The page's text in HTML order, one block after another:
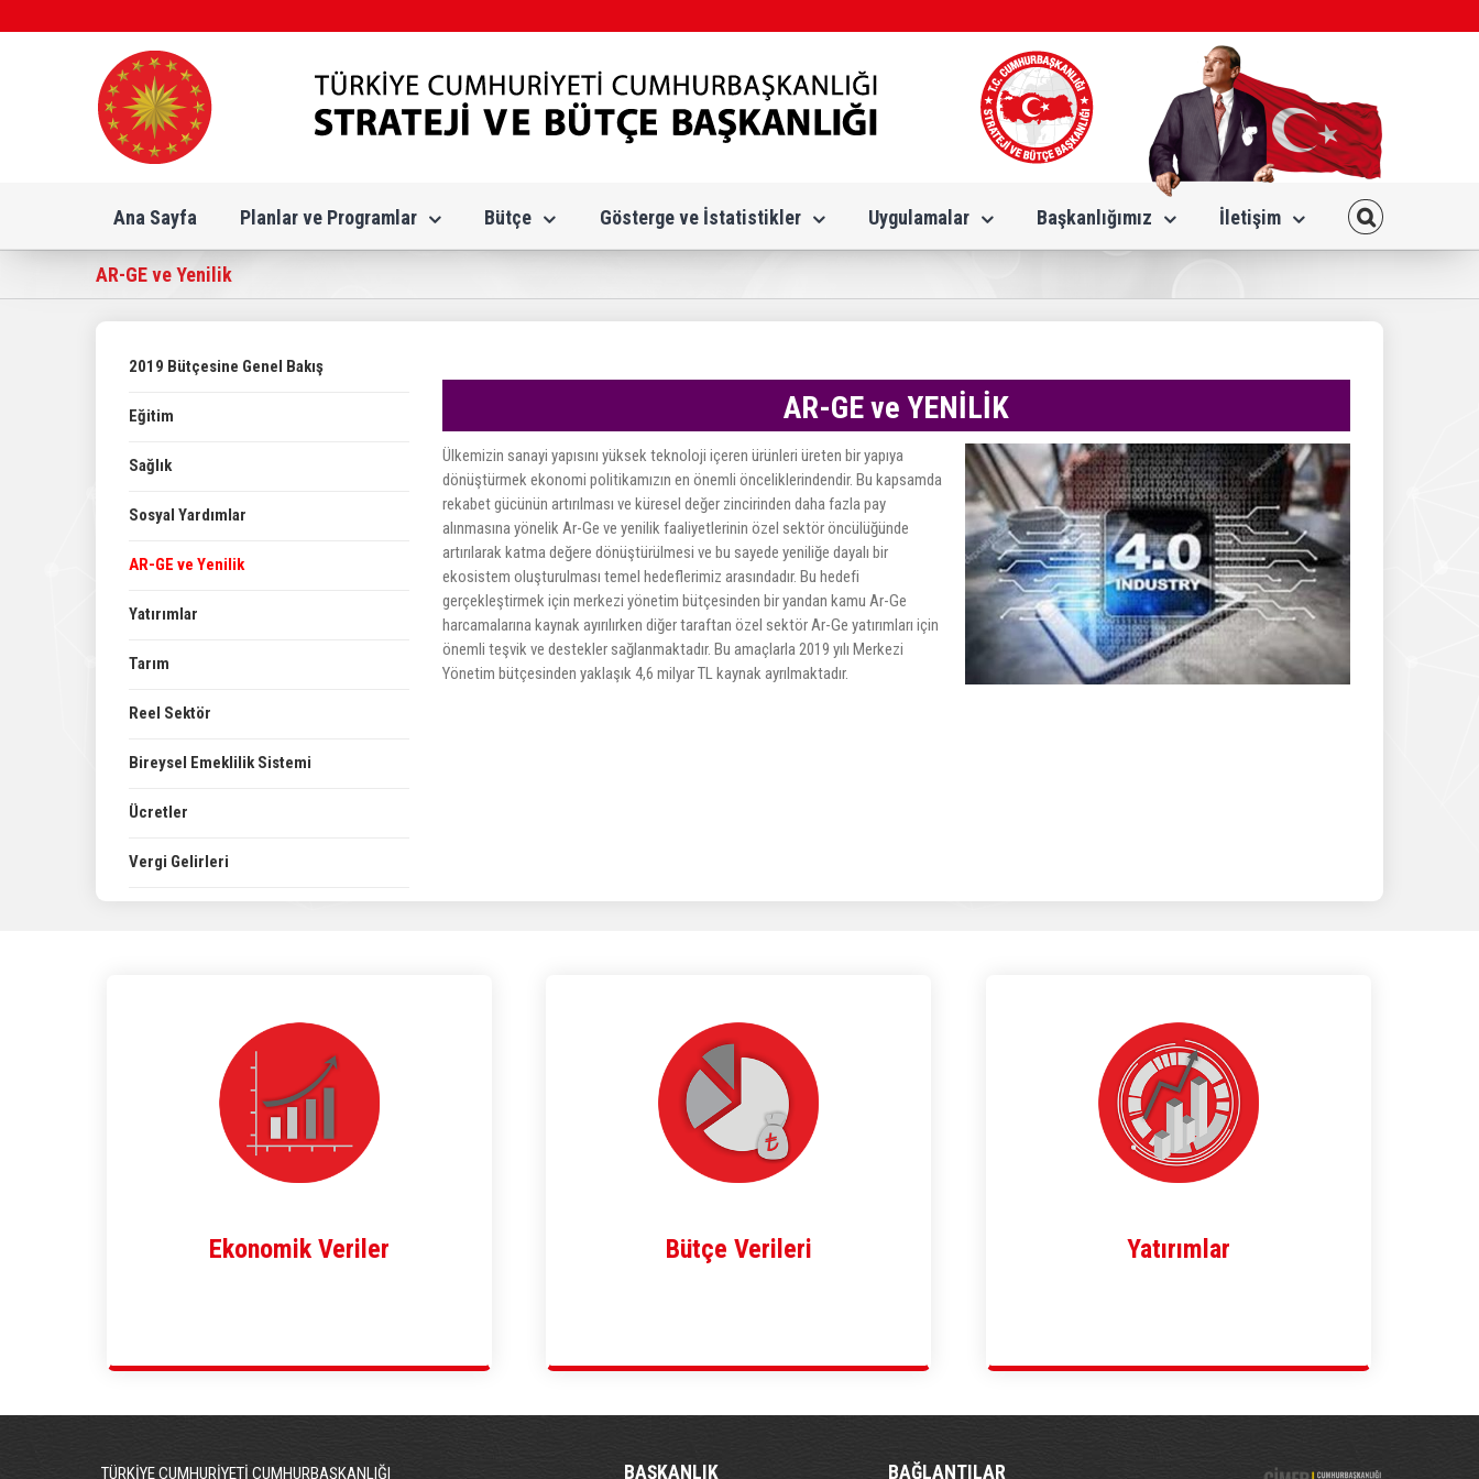
to
Ana Sayfa Planlar ve Programlar Bütçe Gösterge ve İstatistikler Uygulamalar Başkanlığımız İletişim
AR-GE ve Yenilik
2019 Bütçesine Genel Bakış
Eğitim
Sağlık
Sosyal Yardımlar
AR-GE ve Yenilik
Yatırımlar
Tarım
Reel Sektör
Bireysel Emeklilik Sistemi
Ücretler
Vergi Gelirleri
AR-GE ve YENİLİK
Ülkemizin sanayi yapısını yüksek teknoloji içeren ürünleri üreten bir yapıya
dönüştürmek ekonomi politikamızın en önemli önceliklerindendir. Bu kapsamda
rekabet gücünün artırılması ve küresel değer zincirinden daha fazla pay
alınmasına yönelik Ar-Ge ve yenilik faaliyetlerinin özel sektör öncülüğünde
artırılarak katma değere dönüştürülmesi ve bu sayede yeniliğe dayalı bir
ekosistem oluşturulması temel hedeflerimiz arasındadır. Bu hedefi
gerçekleştirmek için merkezi yönetim bütçesinden bir yandan kamu Ar-Ge
harcamalarına kaynak ayırılırken diğer taraftan özel sektör Ar-Ge yatırımları için
önemli teşvik ve destekler sağlanmaktadır. Bu amaçlarla 2019 yılı Merkezi
Yönetim bütçesinden yaklaşık 4,6 milyar TL kaynak ayrılmaktadır.
Ekonomik Veriler Bütçe Verileri Yatırımlar
TÜRKİYE CUMHURİYETİ CUMHURBAŞKANLIĞI BAŞKANLIK BAĞLANTILAR